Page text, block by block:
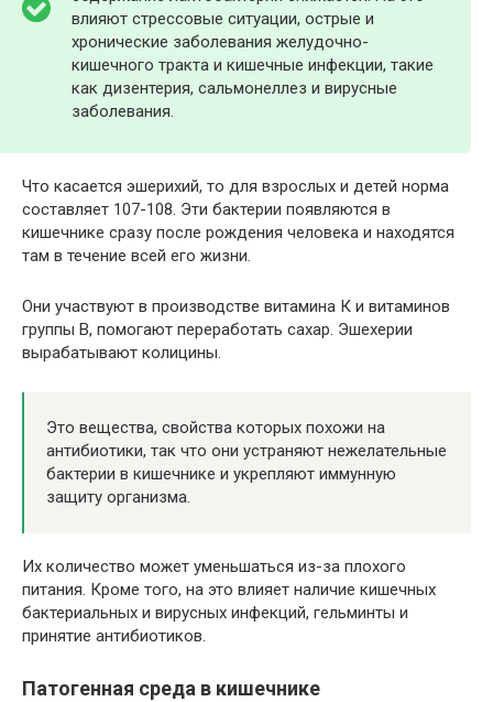
влияют стрессовые ситуации, острые и
хронические заболевания желудочно-
кишечного тракта и кишечные инфекции, такие
как дизентерия, сальмонеллез и вирусные
заболевания.
Что касается эшерихий, то для взрослых и детей норма
составляет 107-108. Эти бактерии появляются в
кишечнике сразу после рождения человека и находятся
там в течение всей его жизни.
Они участвуют в производстве витамина К и витаминов
группы В, помогают переработать сахар. Эшехерии
вырабатывают колицины.
Это вещества, свойства которых похожи на
антибиотики, так что они устраняют нежелательные
бактерии в кишечнике и укрепляют иммунную
защиту организма.
Их количество может уменьшаться из-за плохого
питания. Кроме того, на это влияет наличие кишечных
бактериальных и вирусных инфекций, гельминты и
принятие антибиотиков.
Патогенная среда в кишечнике